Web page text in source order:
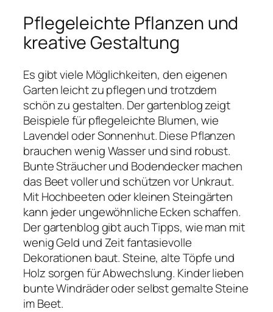
Pflegeleichte Pflanzen und
kreative Gestaltung
Es gibt viele Möglichkeiten, den eigenen
Garten leicht zu pflegen und trotzdem
schön zu gestalten. Der gartenblog zeigt
Beispiele für pflegeleichte Blumen, wie
Lavendel oder Sonnenhut. Diese Pflanzen
brauchen wenig Wasser und sind robust.
Bunte Sträucher und Bodendecker machen
das Beet voller und schützen vor Unkraut.
Mit Hochbeeten oder kleinen Steingärten
kann jeder ungewöhnliche Ecken schaffen.
Der gartenblog gibt auch Tipps, wie man mit
wenig Geld und Zeit fantasievolle
Dekorationen baut. Steine, alte Töpfe und
Holz sorgen für Abwechslung. Kinder lieben
bunte Windräder oder selbst gemalte Steine
im Beet.